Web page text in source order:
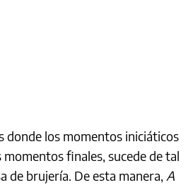
donde los momentos iniciáticos
finales, sucede de tal
de brujería. De esta manera, A